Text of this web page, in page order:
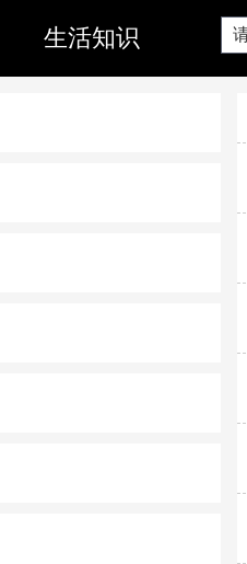
生活知识